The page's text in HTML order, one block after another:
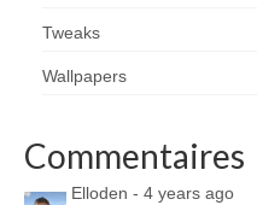
Tweaks
Wallpapers
Commentaires
Elloden - 4 years ago